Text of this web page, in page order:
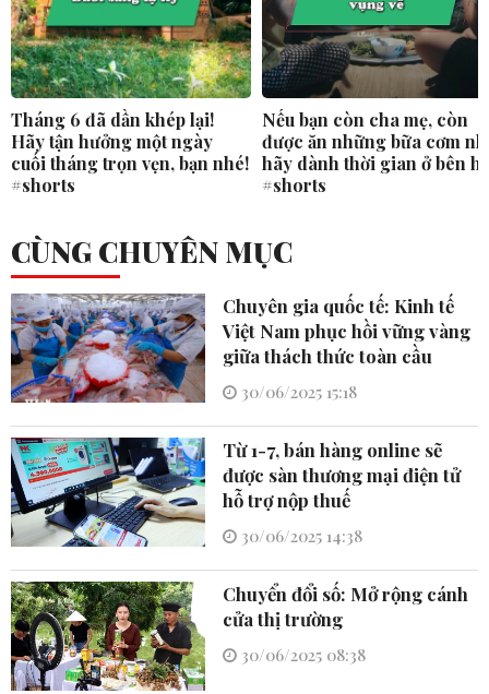
Tháng 6 đã dần khép lại!
Hãy tận hưởng một ngày
cuối tháng trọn vẹn, bạn nhé!
#shorts
Nếu bạn còn cha mẹ, còn
được ăn những bữa cơm
hãy dành thời gian ở bên
#shorts
CÙNG CHUYÊN MỤC
Chuyên gia quốc tế: Kinh tế
Việt Nam phục hồi vững vàng
giữa thách thức toàn cầu
30/06/2025 15:18
Từ 1-7, bán hàng online sẽ
được sàn thương mại điện tử
hỗ trợ nộp thuế
30/06/2025 14:38
Chuyển đổi số: Mở rộng cánh
cửa thị trường
30/06/2025 08:38